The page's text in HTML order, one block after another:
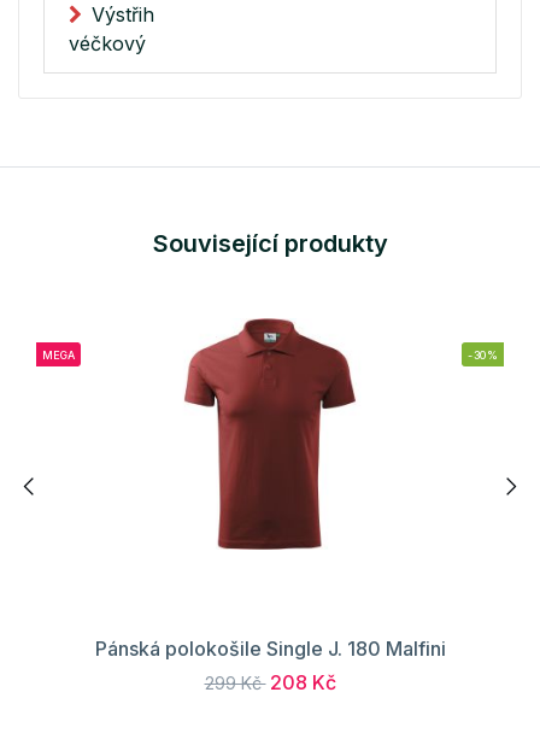
Výstřih
véčkový
Související produkty
MEGA -30%
Pánská polokošile Single J. 180 Malfini
299 Kč 208 Kč